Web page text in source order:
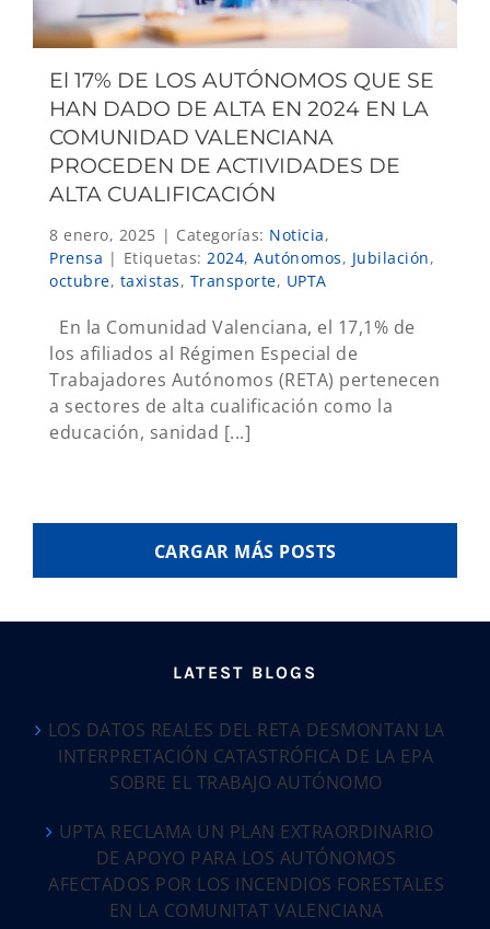
El 17% DE LOS AUTÓNOMOS QUE SE
HAN DADO DE ALTA EN 2024 EN LA
COMUNIDAD VALENCIANA
PROCEDEN DE ACTIVIDADES DE
ALTA CUALIFICACIÓN
8 enero, 2025 | Categorías: Noticia,
Prensa | Etiquetas: 2024, Autónomos, Jubilación,
octubre, taxistas, Transporte, UPTA
En la Comunidad Valenciana, el 17,1% de
los afiliados al Régimen Especial de
Trabajadores Autónomos (RETA) pertenecen
a sectores de alta cualificación como la
educación, sanidad [...]
CARGAR MÁS POSTS
LATEST BLOGS
LOS DATOS REALES DEL RETA DESMONTAN LA
INTERPRETACIÓN CATASTRÓFICA DE LA EPA
SOBRE EL TRABAJO AUTÓNOMO
UPTA RECLAMA UN PLAN EXTRAORDINARIO
DE APOYO PARA LOS AUTÓNOMOS
AFECTADOS POR LOS INCENDIOS FORESTALES
EN LA COMUNITAT VALENCIANA